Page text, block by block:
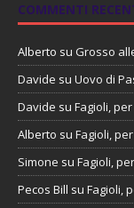
COMMENTI
Alberto su Grosso
Davide su Uovo di
Davide su Fagioli,
Alberto su Fagioli,
Simone su Fagioli,
Pecos Bill su Fagioli,